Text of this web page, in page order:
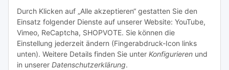
Durch Klicken auf „Alle akzeptieren“ gestatten Sie den
Einsatz folgender Dienste auf unserer Website: YouTube,
Vimeo, ReCaptcha, SHOPVOTE. Sie können die
Einstellung jederzeit ändern (Fingerabdruck-Icon links
unten). Weitere Details finden Sie unter Konfigurieren und
in unserer Datenschutzerklärung.